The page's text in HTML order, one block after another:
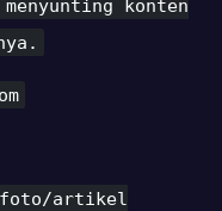
konten
foto/artikel